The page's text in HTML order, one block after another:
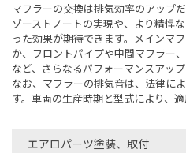
マフラーの交換は排気効率のアップ
ゾーストノートの実現や、より精悍
った効果が期待できます。メインマ
か、フロントパイプや中間マフラー
など、さらなるパフォーマンスアッ
なお、マフラーの排気音は、法律に
す。車両の生産時期と型式により、
エアロパーツ塗装、取付